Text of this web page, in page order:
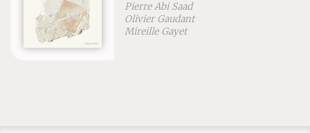
Pierre Abi Saad
Olivier Gaudant
Mireille Gayet